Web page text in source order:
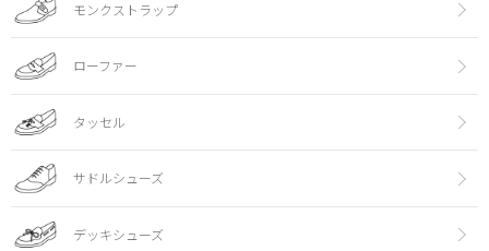
モンクストラップ
ローファー
タッセル
サドルシューズ
デッキシューズ